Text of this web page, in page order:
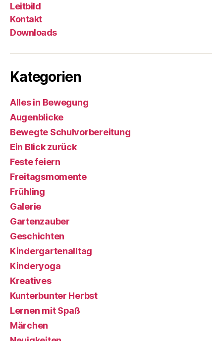
Leitbild
Kontakt
Downloads
Kategorien
Alles in Bewegung
Augenblicke
Bewegte Schulvorbereitung
Ein Blick zurück
Feste feiern
Freitagsmomente
Frühling
Galerie
Gartenzauber
Geschichten
Kindergartenalltag
Kinderyoga
Kreatives
Kunterbunter Herbst
Lernen mit Spaß
Märchen